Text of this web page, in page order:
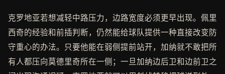
克罗地亚若想减轻中路压力，边路宽度必须更早出现。佩里
西奇的经验和前插判断，仍然能给球队提供一种直接改变防
守重心的办法。只要他能在弱侧提前站开，加纳就不敢把所
有人都压向莫德里奇所在一侧；一旦加纳边后卫和边前卫之